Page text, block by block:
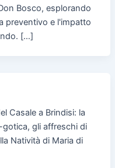
Bosco, esplorando
preventivo e l'impatto
[…]
Casale a Brindisi: la
gli affreschi di
Natività di Maria di